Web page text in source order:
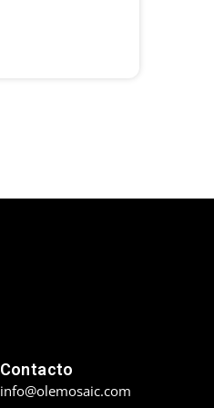
Contacto
info@olemosaic.com